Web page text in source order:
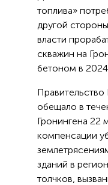
топлива»
другой
власти
скважин на
бетоном в 2024
обещало в
Гронингена 22
компенсации
зданий в
толчков,